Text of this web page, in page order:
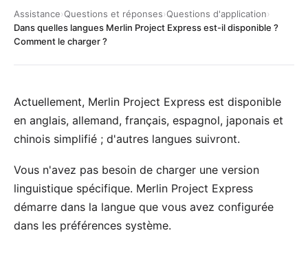
Assistance›Questions et réponses›Questions d'application›
Dans quelles langues Merlin Project Express est-il disponible ?
Comment le charger ?
Actuellement, Merlin Project Express est disponible
en anglais, allemand, français, espagnol, japonais et
chinois simplifié ; d'autres langues suivront.
Vous n'avez pas besoin de charger une version
linguistique spécifique. Merlin Project Express
démarre dans la langue que vous avez configurée
dans les préférences système.